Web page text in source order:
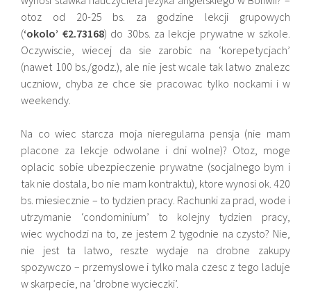
otoz od 20-25 bs. za godzine lekcji grupowych
(‘okolo’ €2.73168) do 30bs. za lekcje prywatne w szkole.
Oczywiscie, wiecej da sie zarobic na ‘korepetycjach’
(nawet 100 bs./godz.), ale nie jest wcale tak latwo znalezc
uczniow, chyba ze chce sie pracowac tylko nockami i w
weekendy.
Na co wiec starcza moja nieregularna pensja (nie mam
placone za lekcje odwolane i dni wolne)? Otoz, moge
oplacic sobie ubezpieczenie prywatne (socjalnego bym i
tak nie dostala, bo nie mam kontraktu), ktore wynosi ok. 420
bs. miesiecznie – to tydzien pracy. Rachunki za prad, wode i
utrzymanie ‘condominium’ to kolejny tydzien pracy,
wiec wychodzi na to, ze jestem 2 tygodnie na czysto? Nie,
nie jest ta latwo, reszte wydaje na drobne zakupy
spozywczo – przemyslowe i tylko mala czesc z tego laduje
w skarpecie, na ‘drobne wycieczki’.